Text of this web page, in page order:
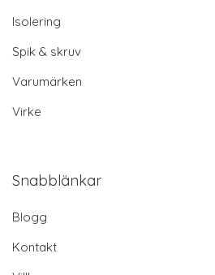
Isolering
Spik & skruv
Varumärken
Virke
Snabblänkar
Blogg
Kontakt